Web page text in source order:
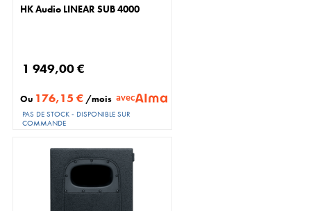
HK Audio LINEAR SUB 4000
1 949,00 €
Ou 176,15 € /mois avec
PAS DE STOCK - DISPONIBLE SUR
COMMANDE